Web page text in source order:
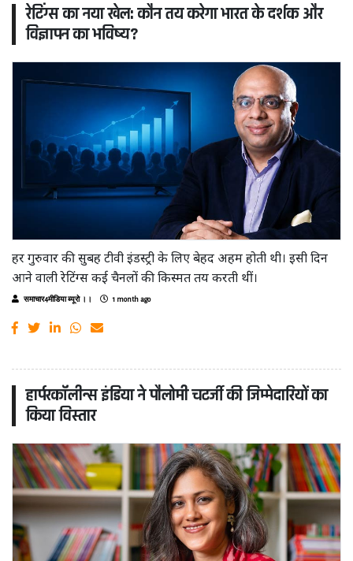
रेटिंग्स का नया खेल: कौन तय करेगा भारत के दर्शक और
विज्ञापन का भविष्य?
हर गुरुवार की सुबह टीवी इंडस्ट्री के लिए बेहद अहम होती थी। इसी दिन
आने वाली रेटिंग्स कई चैनलों की किस्मत तय करती थीं।
समाचार4मीडिया ब्यूरो ।। 1 month ago
हार्परकॉलीन्स इंडिया ने पौलोमी चटर्जी की जिम्मेदारियों का
किया विस्तार